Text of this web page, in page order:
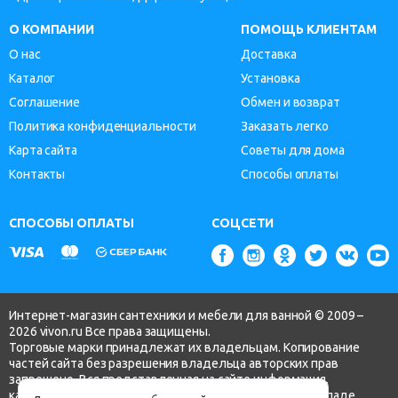
О КОМПАНИИ
О нас
Каталог
Соглашение
Политика конфиденциальности
Карта сайта
Контакты
ПОМОЩЬ КЛИЕНТАМ
Доставка
Установка
Обмен и возврат
Заказать легко
Советы для дома
Способы оплаты
СПОСОБЫ ОПЛАТЫ СОЦСЕТИ
Интернет-магазин сантехники и мебели для ванной © 2009 –
2026 vivon.ru Все права защищены.
Торговые марки принадлежат их владельцам. Копирование
частей сайта без разрешения владельца авторских прав
запрещено. Вся представленная на сайте информация,